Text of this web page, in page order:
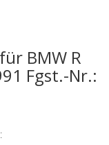
für BMW R
Fgst.-Nr.: